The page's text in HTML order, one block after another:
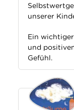
unserer
Ein
und
Gefühl.